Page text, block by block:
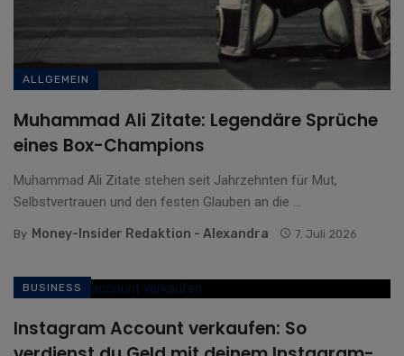
ALLGEMEIN
Muhammad Ali Zitate: Legendäre Sprüche
eines Box-Champions
Muhammad Ali Zitate stehen seit Jahrzehnten für Mut,
Selbstvertrauen und den festen Glauben an die ...
By Money-Insider Redaktion - Alexandra 7. Juli 2026
BUSINESS
Instagram Account verkaufen: So